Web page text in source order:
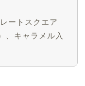
ートスクエア
、キャラメル入